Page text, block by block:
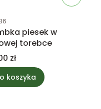
piesek w
torebce
zł
koszyka